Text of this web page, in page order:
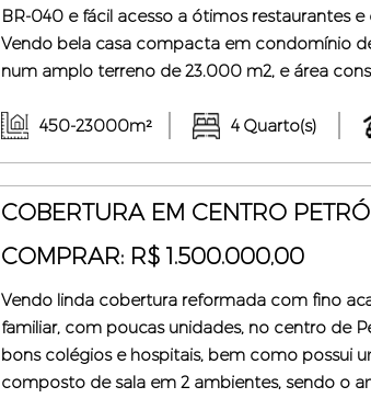
BR-040 e fácil acesso a ótimos restaurantes
Vendo bela casa compacta em condomínio
num amplo terreno de 23.000 m2, e área
e bancadas de mármore, 4 suítes, sendo a
450-23000m² 4 Quarto(s)
COBERTURA EM CENTRO
COMPRAR: R$ 1.500.000,00
Vendo linda cobertura reformada com fino
familiar, com poucas unidades, no centro de
bons colégios e hospitais, bem como possui
composto de sala em 2 ambientes, sendo o